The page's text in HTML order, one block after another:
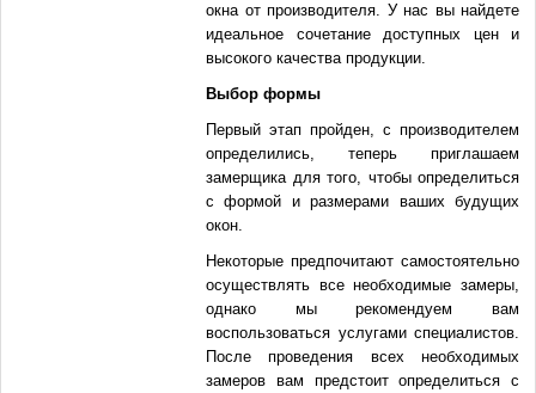
окна от производителя. У нас вы найдете
идеальное сочетание доступных цен и
высокого качества продукции.
Выбор формы
Первый этап пройден, с производителем
определились, теперь приглашаем
замерщика для того, чтобы определиться
с формой и размерами ваших будущих
окон.
Некоторые предпочитают самостоятельно
осуществлять все необходимые замеры,
однако мы рекомендуем вам
воспользоваться услугами специалистов.
После проведения всех необходимых
замеров вам предстоит определиться с